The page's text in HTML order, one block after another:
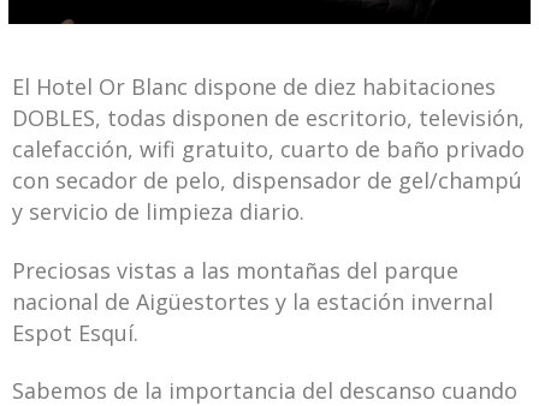
El Hotel Or Blanc dispone de diez habitaciones
DOBLES, todas disponen de escritorio, televisión,
calefacción, wifi gratuito, cuarto de baño privado
con secador de pelo, dispensador de gel/champú
y servicio de limpieza diario.
Preciosas vistas a las montañas del parque
nacional de Aigüestortes y la estación invernal
Espot Esquí.
Sabemos de la importancia del descanso cuando